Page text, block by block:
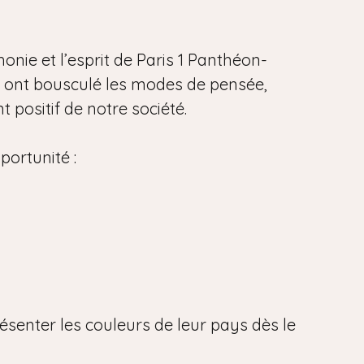
et l’esprit de Paris 1 Panthéon-
bousculé les modes de pensée,
positif de notre société.
:
les couleurs de leur pays dès le